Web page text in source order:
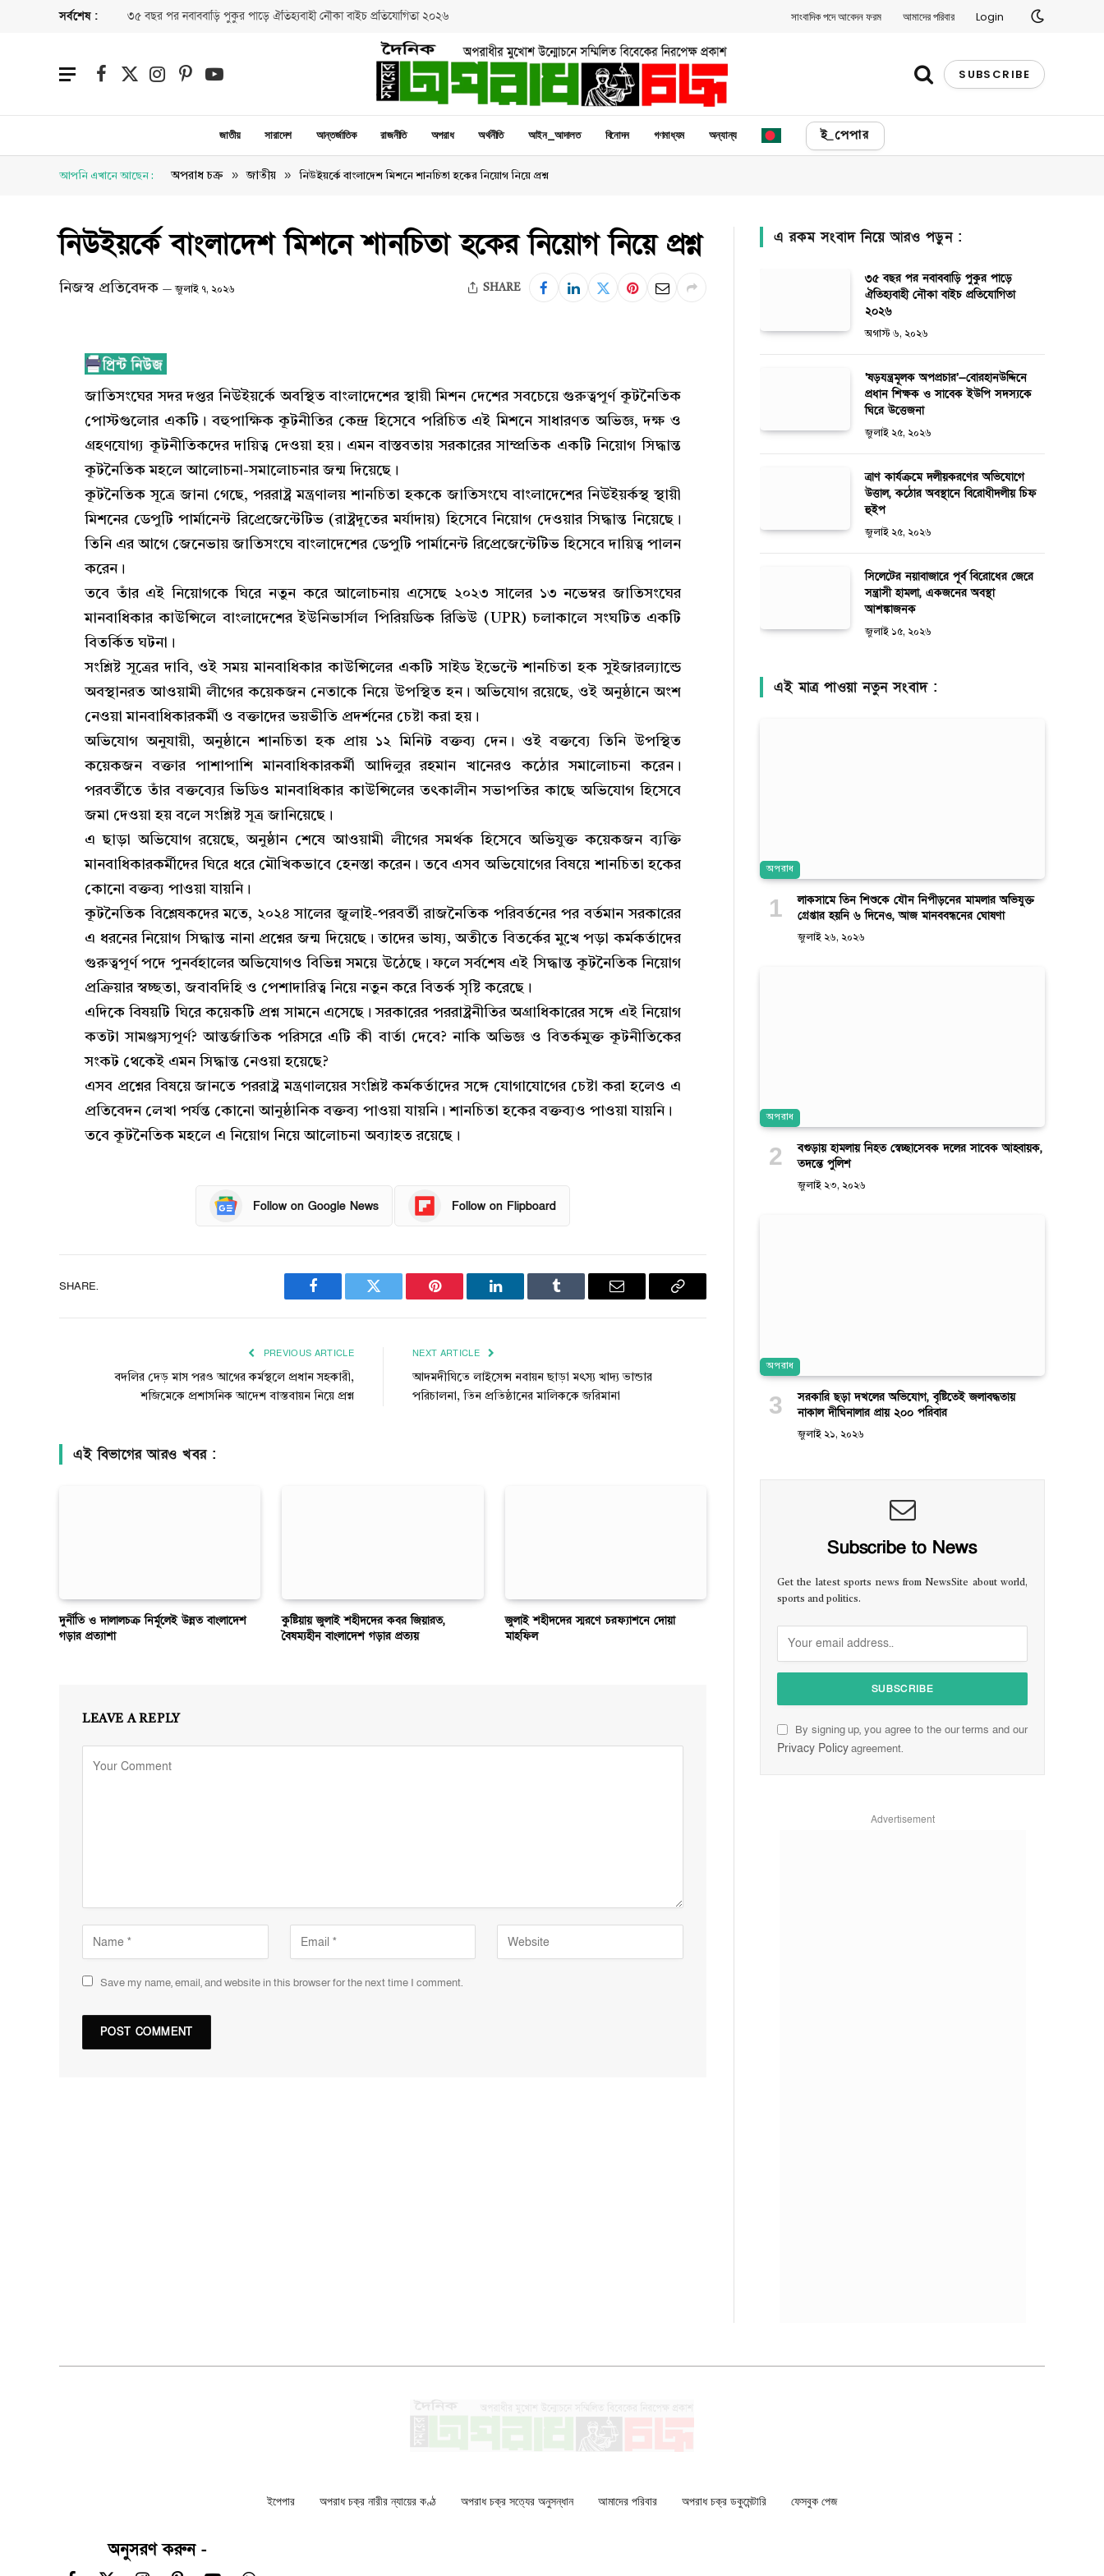
সর্বশেষ : ৩৫ বছর পর নবাববাড়ি পুকুর পাড়ে ঐতিহ্যবাহী নৌকা বাইচ প্রতিযোগিতা ২০২৬ সাংবাদিক পদে আবেদন ফরম আমাদের পরিবার Login
Facebook
X
Instagram
PinterestYouTube SUBSCRIBE
জাতীয় সারাদেশ আন্তর্জাতিক রাজনীতি অপরাধ অর্থনীতি আইন_আদালত বিনোদন গণমাধ্যম অন্যান্য ই_পেপার
আপনি এখানে আছেন : অপরাধ চক্র » জাতীয় » নিউইয়র্কে বাংলাদেশ মিশনে শানচিতা হকের নিয়োগ নিয়ে প্রশ্ন
নিউইয়র্কে বাংলাদেশ মিশনে শানচিতা হকের নিয়োগ নিয়ে প্রশ্ন
নিজস্ব প্রতিবেদক জুলাই ৭, ২০২৬ SHARE
জাতিসংঘের সদর দপ্তর নিউইয়র্কে অবস্থিত বাংলাদেশের স্থায়ী মিশন দেশের সবচেয়ে গুরুত্বপূর্ণ কূটনৈতিক
পোস্টগুলোর একটি। বহুপাক্ষিক কূটনীতির কেন্দ্র হিসেবে পরিচিত এই মিশনে সাধারণত অভিজ্ঞ, দক্ষ ও
গ্রহণযোগ্য কূটনীতিকদের দায়িত্ব দেওয়া হয়। এমন বাস্তবতায় সরকারের সাম্প্রতিক একটি নিয়োগ সিদ্ধান্ত
কূটনৈতিক মহলে আলোচনা-সমালোচনার জন্ম দিয়েছে।
কূটনৈতিক সূত্রে জানা গেছে, পররাষ্ট্র মন্ত্রণালয় শানচিতা হককে জাতিসংঘে বাংলাদেশের নিউইয়র্কস্থ স্থায়ী
মিশনের ডেপুটি পার্মানেন্ট রিপ্রেজেন্টেটিভ (রাষ্ট্রদূতের মর্যাদায়) হিসেবে নিয়োগ দেওয়ার সিদ্ধান্ত নিয়েছে।
তিনি এর আগে জেনেভায় জাতিসংঘে বাংলাদেশের ডেপুটি পার্মানেন্ট রিপ্রেজেন্টেটিভ হিসেবে দায়িত্ব পালন
করেন।
তবে তাঁর এই নিয়োগকে ঘিরে নতুন করে আলোচনায় এসেছে ২০২৩ সালের ১৩ নভেম্বর জাতিসংঘের
মানবাধিকার কাউন্সিলে বাংলাদেশের ইউনিভার্সাল পিরিয়ডিক রিভিউ (UPR) চলাকালে সংঘটিত একটি
বিতর্কিত ঘটনা।
সংশ্লিষ্ট সূত্রের দাবি, ওই সময় মানবাধিকার কাউন্সিলের একটি সাইড ইভেন্টে শানচিতা হক সুইজারল্যান্ডে
অবস্থানরত আওয়ামী লীগের কয়েকজন নেতাকে নিয়ে উপস্থিত হন। অভিযোগ রয়েছে, ওই অনুষ্ঠানে অংশ
নেওয়া মানবাধিকারকর্মী ও বক্তাদের ভয়ভীতি প্রদর্শনের চেষ্টা করা হয়।
অভিযোগ অনুযায়ী, অনুষ্ঠানে শানচিতা হক প্রায় ১২ মিনিট বক্তব্য দেন। ওই বক্তব্যে তিনি উপস্থিত
কয়েকজন বক্তার পাশাপাশি মানবাধিকারকর্মী আদিলুর রহমান খানেরও কঠোর সমালোচনা করেন।
পরবর্তীতে তাঁর বক্তব্যের ভিডিও মানবাধিকার কাউন্সিলের তৎকালীন সভাপতির কাছে অভিযোগ হিসেবে
জমা দেওয়া হয় বলে সংশ্লিষ্ট সূত্র জানিয়েছে।
এ ছাড়া অভিযোগ রয়েছে, অনুষ্ঠান শেষে আওয়ামী লীগের সমর্থক হিসেবে অভিযুক্ত কয়েকজন ব্যক্তি
মানবাধিকারকর্মীদের ঘিরে ধরে মৌখিকভাবে হেনস্তা করেন। তবে এসব অভিযোগের বিষয়ে শানচিতা হকের
কোনো বক্তব্য পাওয়া যায়নি।
কূটনৈতিক বিশ্লেষকদের মতে, ২০২৪ সালের জুলাই-পরবর্তী রাজনৈতিক পরিবর্তনের পর বর্তমান সরকারের
এ ধরনের নিয়োগ সিদ্ধান্ত নানা প্রশ্নের জন্ম দিয়েছে। তাদের ভাষ্য, অতীতে বিতর্কের মুখে পড়া কর্মকর্তাদের
গুরুত্বপূর্ণ পদে পুনর্বহালের অভিযোগও বিভিন্ন সময়ে উঠেছে। ফলে সর্বশেষ এই সিদ্ধান্ত কূটনৈতিক নিয়োগ
প্রক্রিয়ার স্বচ্ছতা, জবাবদিহি ও পেশাদারিত্ব নিয়ে নতুন করে বিতর্ক সৃষ্টি করেছে।
এদিকে বিষয়টি ঘিরে কয়েকটি প্রশ্ন সামনে এসেছে। সরকারের পররাষ্ট্রনীতির অগ্রাধিকারের সঙ্গে এই নিয়োগ
কতটা সামঞ্জস্যপূর্ণ? আন্তর্জাতিক পরিসরে এটি কী বার্তা দেবে? নাকি অভিজ্ঞ ও বিতর্কমুক্ত কূটনীতিকের
সংকট থেকেই এমন সিদ্ধান্ত নেওয়া হয়েছে?
এসব প্রশ্নের বিষয়ে জানতে পররাষ্ট্র মন্ত্রণালয়ের সংশ্লিষ্ট কর্মকর্তাদের সঙ্গে যোগাযোগের চেষ্টা করা হলেও এ
প্রতিবেদন লেখা পর্যন্ত কোনো আনুষ্ঠানিক বক্তব্য পাওয়া যায়নি। শানচিতা হকের বক্তব্যও পাওয়া যায়নি।
তবে কূটনৈতিক মহলে এ নিয়োগ নিয়ে আলোচনা অব্যাহত রয়েছে।
Follow on Google News Follow on Flipboard
SHARE.
Facebook Twitter Pinterest LinkedIn Tumblr Email
Copy
PREVIOUS ARTICLE
বদলির দেড় মাস পরও আগের কর্মস্থলে প্রধান সহকারী,
শজিমেকে প্রশাসনিক আদেশ বাস্তবায়ন নিয়ে প্রশ্ন
NEXT ARTICLE
আদমদীঘিতে লাইসেন্স নবায়ন ছাড়া মৎস্য খাদ্য ভান্ডার
পরিচালনা, তিন প্রতিষ্ঠানের মালিককে জরিমানা
এই বিভাগের আরও খবর :
দুর্নীতি ও দালালচক্র নির্মূলেই উন্নত বাংলাদেশ
গড়ার প্রত্যাশা
কুষ্টিয়ায় জুলাই শহীদদের কবর জিয়ারত,
বৈষম্যহীন বাংলাদেশ গড়ার প্রত্যয়
জুলাই শহীদদের স্মরণে চরফ্যাশনে দোয়া
মাহফিল
LEAVE A REPLY
Save my name, email, and website in this browser for the next time I comment.
এ রকম সংবাদ নিয়ে আরও পড়ুন :
৩৫ বছর পর নবাববাড়ি পুকুর পাড়ে
ঐতিহ্যবাহী নৌকা বাইচ প্রতিযোগিতা
২০২৬
অগাস্ট ৬, ২০২৬
‘ষড়যন্ত্রমূলক অপপ্রচার’—বোরহানউদ্দিনে
প্রধান শিক্ষক ও সাবেক ইউপি সদস্যকে
ঘিরে উত্তেজনা
জুলাই ২৫, ২০২৬
ত্রাণ কার্যক্রমে দলীয়করণের অভিযোগে
উত্তাল, কঠোর অবস্থানে বিরোধীদলীয় চিফ
হুইপ
জুলাই ২৫, ২০২৬
সিলেটের নয়াবাজারে পূর্ব বিরোধের জেরে
সন্ত্রাসী হামলা, একজনের অবস্থা
আশঙ্কাজনক
জুলাই ১৫, ২০২৬
এই মাত্র পাওয়া নতুন সংবাদ :
অপরাধ
লাকসামে তিন শিশুকে যৌন নিপীড়নের মামলার অভিযুক্ত
গ্রেপ্তার হয়নি ৬ দিনেও, আজ মানববন্ধনের ঘোষণা
জুলাই ২৬, ২০২৬
অপরাধ
বগুড়ায় হামলায় নিহত স্বেচ্ছাসেবক দলের সাবেক আহ্বায়ক,
তদন্তে পুলিশ
জুলাই ২৩, ২০২৬
অপরাধ
সরকারি ছড়া দখলের অভিযোগ, বৃষ্টিতেই জলাবদ্ধতায়
নাকাল দীঘিনালার প্রায় ২০০ পরিবার
জুলাই ২১, ২০২৬
Subscribe to News
Get the latest sports news from NewsSite about world,
sports and politics.
By signing up, you agree to the our terms and our
Privacy Policyagreement.
Advertisement
ইপেপার অপরাধ চক্র নারীর ন্যায়ের কণ্ঠ অপরাধ চক্র সত্যের অনুসন্ধান আমাদের পরিবার অপরাধ চক্র ডকুমেন্টারি ফেসবুক পেজ
অনুসরণ করুন -